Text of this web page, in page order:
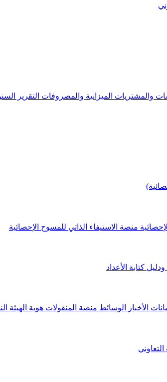
والمشتريات الميزانية والمصروفات التقرير
منصة الاستيفاء الذاتي للمسوح الإحصائية
كتابة الأعداد
الأخبار الوسائط منصة المنقولات هوية الهيئة
التعاوني